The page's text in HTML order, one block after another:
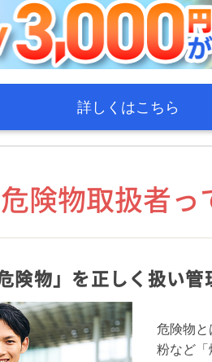
詳しくはこちら
危険物取扱者っ
険物」を正しく扱い
危険物
粉など「